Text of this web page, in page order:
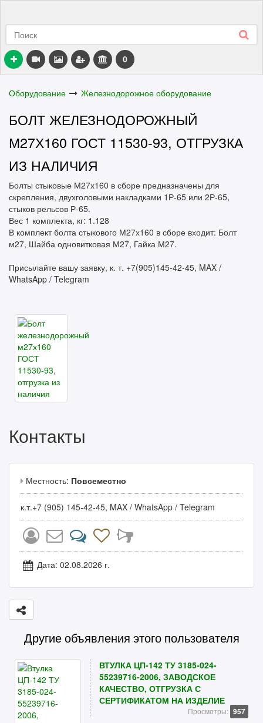
0
Оборудование Железнодорожное оборудование
БОЛТ ЖЕЛЕЗНОДОРОЖНЫЙ
М27Х160 ГОСТ 11530-93, ОТГРУЗКА
ИЗ НАЛИЧИЯ
Болты стыковые М27х160 в сборе предназначены для
скрепления, двухголовыми накладками 1Р-65 или 2Р-65,
стыков рельсов Р-65.
Вес 1 комплекта, кг: 1.128
В комплект болта стыкового М27х160 в сборе входит: Болт
м27, Шайба одновитковая М27, Гайка М27.
Присылайте вашу заявку, к. т. +7(905)145-42-45, MAX /
WhatsApp / Telegram
Контакты
Местность: Повсеместно
к.т.+7 (905) 145-42-45, MAX / WhatsApp / Telegram
Дата: 02.08.2026 г.
Другие объявления этого пользователя
ВТУЛКА ЦП-142 ТУ 3185-024-
55239716-2006, ЗАВОДСКОЕ
КАЧЕСТВО, ОТГРУЗКА С
СЕРТИФИКАТОМ НА ИЗДЕЛИЕ
Просмотры: 957